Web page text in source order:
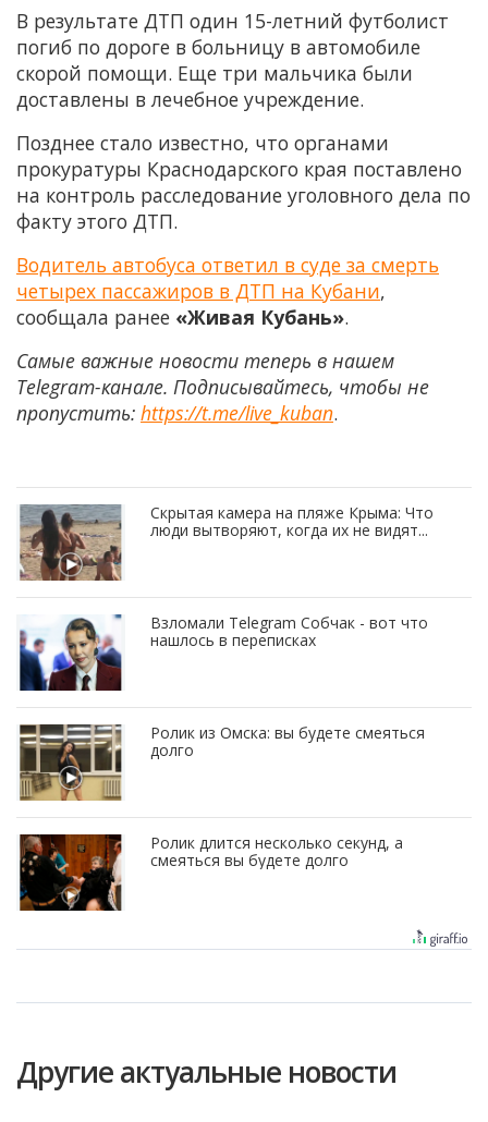
В результате ДТП один 15-летний футболист
погиб по дороге в больницу в автомобиле
скорой помощи. Еще три мальчика были
доставлены в лечебное учреждение.
Позднее стало известно, что органами
прокуратуры Краснодарского края поставлено
на контроль расследование уголовного дела по
факту этого ДТП.
Водитель автобуса ответил в суде за смерть
четырех пассажиров в ДТП на Кубани,
сообщала ранее «Живая Кубань».
Самые важные новости теперь в нашем
Telegram-канале. Подписывайтесь, чтобы не
пропустить: https://t.me/live_kuban.
Скрытая камера на пляже Крыма: Что
люди вытворяют, когда их не видят...
Взломали Telegram Собчак - вот что
нашлось в переписках
Ролик из Омска: вы будете смеяться
долго
Ролик длится несколько секунд, а
смеяться вы будете долго
Другие актуальные новости